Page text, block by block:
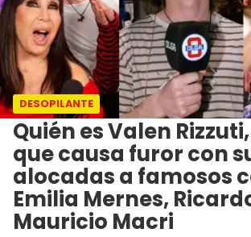
DESOPILANTE
Quién es Valen
que causa furor con
alocadas a famosos
Emilia Mernes,
Mauricio Macri